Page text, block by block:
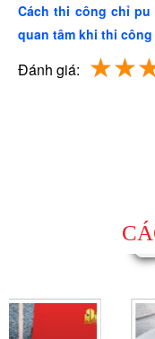
Cách thi công chỉ
quan tâm khi thi công
Đánh giá: